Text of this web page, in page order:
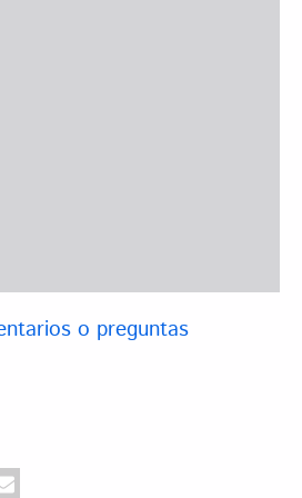
o preguntas